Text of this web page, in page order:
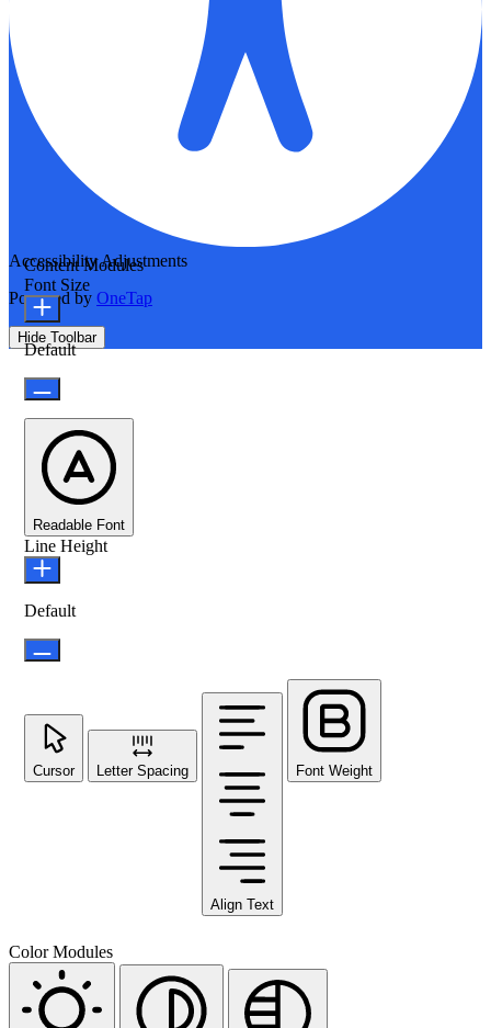
Accessibility Adjustments
Powered by OneTap
Hide Toolbar
Content Modules
Font Size
Default
Readable Font
Line Height
Default
Cursor Letter Spacing
Align Text
Font Weight
Color Modules